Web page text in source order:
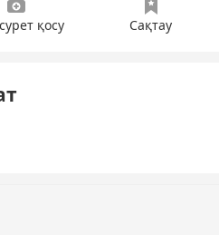
қосу Сақтау